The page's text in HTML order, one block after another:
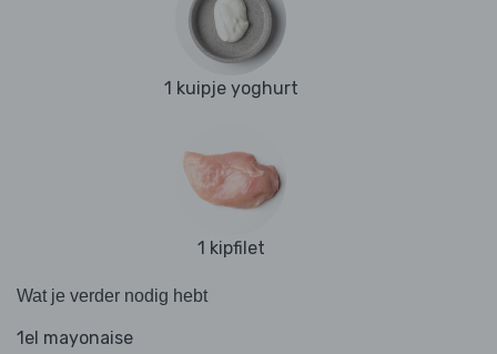
1 kuipje yoghurt
1 kipfilet
Wat je verder nodig hebt
1el mayonaise